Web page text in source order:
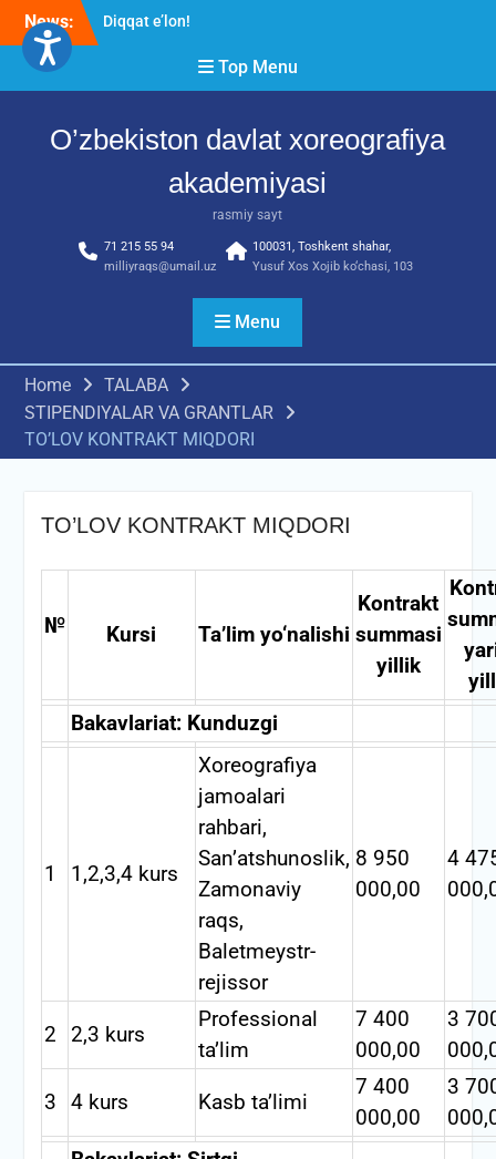
Skip
content
News:
Diqqat e’lon!
2026” tadbiri bo‘lib o‘tdi
RESPUBLIKA ILMIY-
Top Menu
O’zbekiston davlat xoreografiya
akademiyasi
rasmiy sayt
71 215 55 94
milliyraqs@umail.uz
100031, Toshkent shahar,
Yusuf Xos Xojib ko‘chasi, 103
Menu
Home
TALABA
STIPENDIYALAR VA GRANTLAR
TO’LOV KONTRAKT MIQDORI
TO’LOV KONTRAKT MIQDORI
№ Kursi Ta’lim yo‘nalishi
Kontrakt
summasi
yillik
Bakavlariat: Kunduzgi
1 1,2,3,4 kurs
Xoreografiya
jamoalari
rahbari,
San’atshunoslik,
Zamonaviy
raqs,
Baletmeystr-
rejissor
8 950
000,00
4
2 2,3 kurs
Professional
ta’lim
7 400
000,00
3
3 4 kurs Kasb ta’limi
7 400
000,00
3